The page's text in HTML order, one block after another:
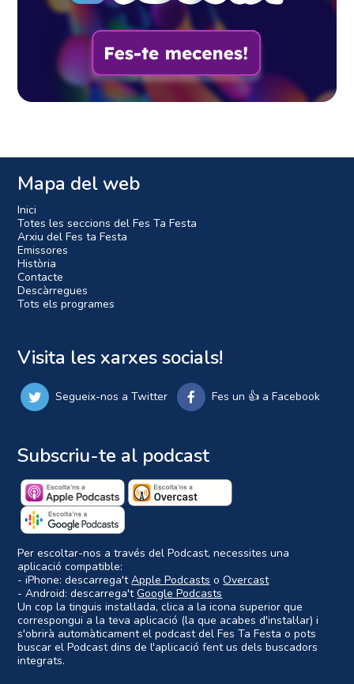
Mapa del web
Inici
Totes les seccions del Fes Ta Festa
Arxiu del Fes ta Festa
Emissores
Història
Contacte
Descàrregues
Tots els programes
Visita les xarxes socials!
Segueix-nos a Twitter Fes un 👍 a Facebook
Subscriu-te al podcast
Per escoltar-nos a través del Podcast, necessites una
aplicació compatible:
- iPhone: descarrega'tApple Podcasts oOvercast
- Android: descarrega'tGoogle Podcasts
Un cop la tinguis instal·lada, clica a la icona superior que
correspongui a la teva aplicació (la que acabes d'instal·lar) i
s'obrirà automàticament el podcast del Fes Ta Festa o pots
buscar el Podcast dins de l'aplicació fent us dels buscadors
integrats.